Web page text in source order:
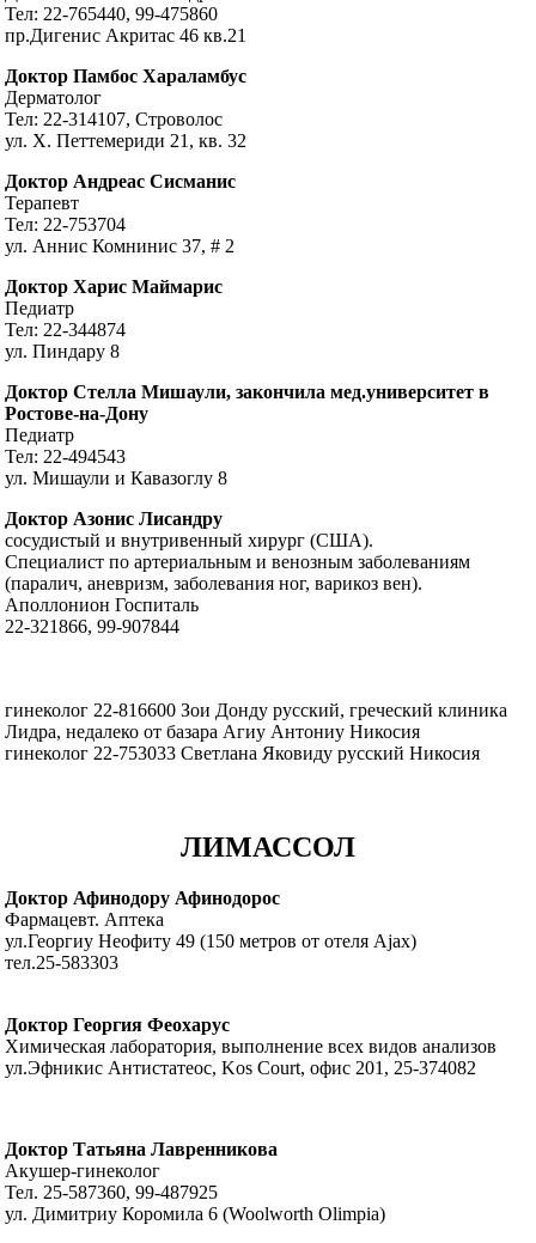
Тел: 22-765440, 99-475860
пр.Дигенис Акритас 46 кв.21
Доктор Памбос Хараламбус
Дерматолог
Тел: 22-314107, Строволос
ул. Х. Петтемериди 21, кв. 32
Доктор Андреас Сисманис
Терапевт
Тел: 22-753704
ул. Аннис Комнинис 37, # 2
Доктор Харис Маймарис
Педиатр
Тел: 22-344874
ул. Пиндару 8
Доктор Стелла Мишаули, закончила мед.университет в
Ростове-на-Дону
Педиатр
Тел: 22-494543
ул. Мишаули и Кавазоглу 8
Доктор Азонис Лисандру
сосудистый и внутривенный хирург (США).
Специалист по артериальным и венозным заболеваниям
(паралич, аневризм, заболевания ног, варикоз вен).
Аполлонион Госпиталь
22-321866, 99-907844
гинеколог 22-816600 Зои Донду русский, греческий клиника
Лидра, недалеко от базара Агиу Антониу Никосия
гинеколог 22-753033 Светлана Яковиду русский Никосия
ЛИМАССОЛ
Доктор Афинодору Афинодорос
Фармацевт. Аптека
ул.Георгиу Неофиту 49 (150 метров от отеля Ajax)
тел.25-583303
Доктор Георгия Феохарус
Химическая лаборатория, выполнение всех видов анализов
ул.Эфникис Антистатеос, Kos Court, офис 201, 25-374082
Доктор Татьяна Лавренникова
Акушер-гинеколог
Тел. 25-587360, 99-487925
ул. Димитриу Коромила 6 (Woolworth Olimpia)